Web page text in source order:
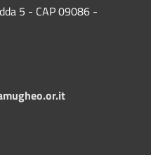
5 - CAP 09086 -